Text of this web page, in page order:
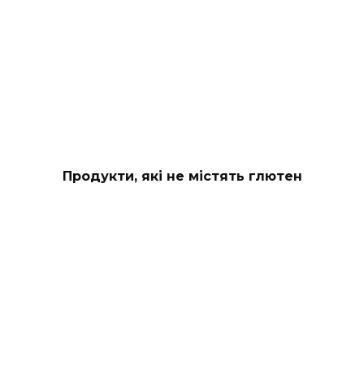
Продукти, які не містять глютен